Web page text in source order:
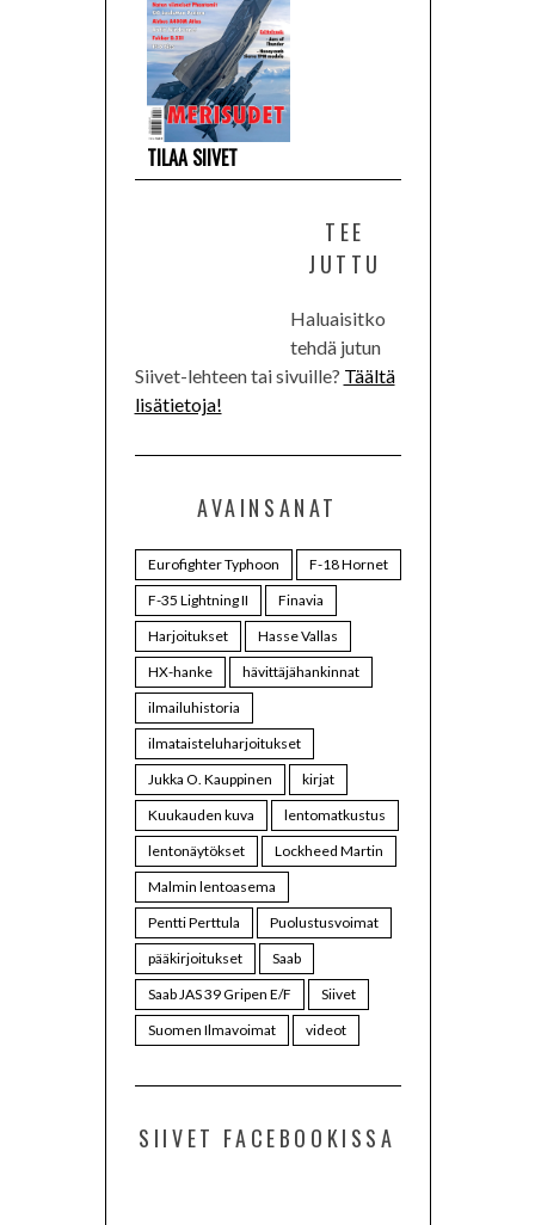
TILAA SIIVET
TEE
JUTTU
Haluaisitko
tehdä jutun
Siivet-lehteen tai sivuille? Täältä
lisätietoja!
AVAINSANAT
Eurofighter Typhoon
F-18 Hornet
F-35 Lightning II
Finavia
Harjoitukset
Hasse Vallas
HX-hanke
hävittäjähankinnat
ilmailuhistoria
ilmataisteluharjoitukset
Jukka O. Kauppinen
kirjat
Kuukauden kuva
lentomatkustus
lentonäytökset
Lockheed Martin
Malmin lentoasema
Pentti Perttula
Puolustusvoimat
pääkirjoitukset
Saab
Saab JAS 39 Gripen E/F
Siivet
Suomen Ilmavoimat
videot
SIIVET FACEBOOKISSA